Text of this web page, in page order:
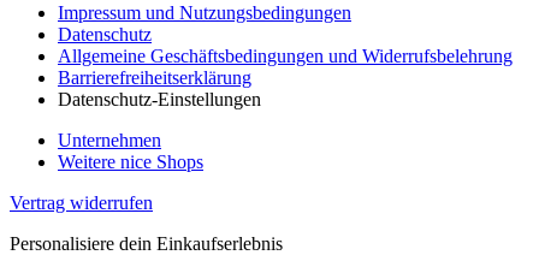
Impressum und Nutzungsbedingungen
Datenschutz
Allgemeine Geschäftsbedingungen und Widerrufsbelehrung
Barrierefreiheitserklärung
Datenschutz-Einstellungen
Unternehmen
Weitere nice Shops
Vertrag widerrufen
Personalisiere dein Einkaufserlebnis